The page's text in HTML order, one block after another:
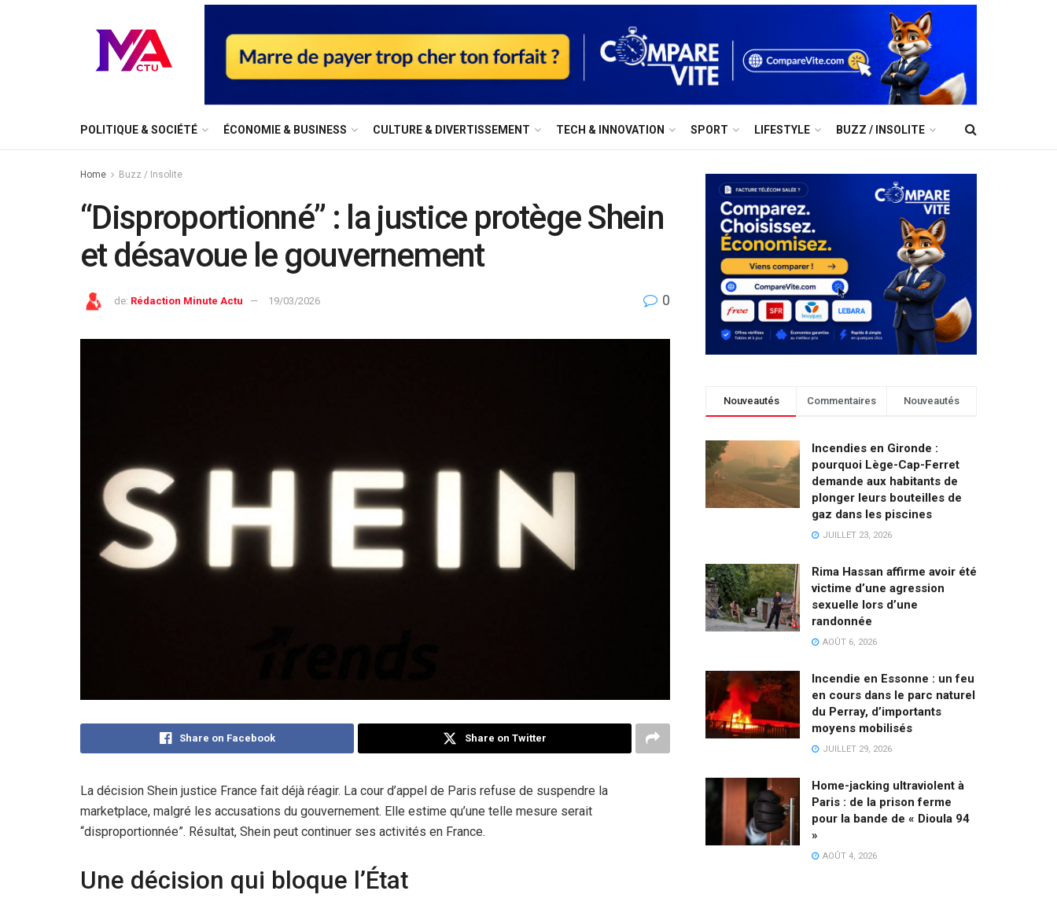
⁠POLITIQUE & SOCIÉTÉ ÉCONOMIE & BUSINESS ⁠CULTURE & DIVERTISSEMENT ⁠TECH & INNOVATION SPORT LIFESTYLE BUZZ / INSOLITE
Home Buzz / Insolite
“Disproportionné” : la justice protège Shein
et désavoue le gouvernement
de: Rédaction Minute Actu 19/03/2026 0
Share on Facebook Share on Twitter
La décision Shein justice France fait déjà réagir. La cour d’appel de Paris refuse de suspendre la
marketplace, malgré les accusations du gouvernement. Elle estime qu’une telle mesure serait
“disproportionnée”. Résultat, Shein peut continuer ses activités en France.
Une décision qui bloque l’État
Nouveautés Commentaires Nouveautés
Incendies en Gironde :
pourquoi Lège-Cap-Ferret
demande aux habitants de
plonger leurs bouteilles de
gaz dans les piscines
JUILLET 23, 2026
Rima Hassan affirme avoir été
victime d’une agression
sexuelle lors d’une
randonnée
AOÛT 6, 2026
Incendie en Essonne : un feu
en cours dans le parc naturel
du Perray, d’importants
moyens mobilisés
JUILLET 29, 2026
Home-jacking ultraviolent à
Paris : de la prison ferme
pour la bande de « Dioula 94
»
AOÛT 4, 2026